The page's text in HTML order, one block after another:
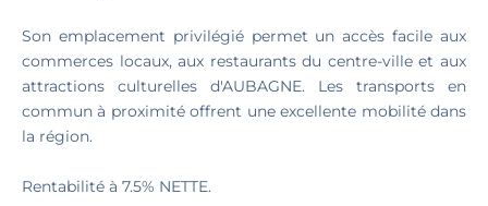
Son emplacement privilégié permet un accès facile aux
commerces locaux, aux restaurants du centre-ville et aux
attractions culturelles d'AUBAGNE. Les transports en
commun à proximité offrent une excellente mobilité dans
la région.
Rentabilité à 7.5% NETTE.